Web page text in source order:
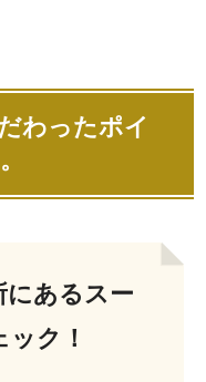
わったポイ
にあるスー
ク！